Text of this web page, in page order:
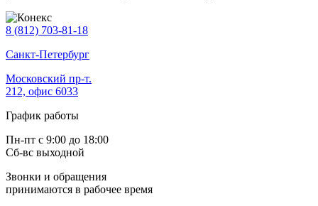
8 (812) 703-81-18
Санкт-Петербург
Московский пр-т.
212, офис 6033
График работы
Пн-пт с 9:00 до 18:00
Сб-вс выходной
Звонки и обращения
принимаются в рабочее время